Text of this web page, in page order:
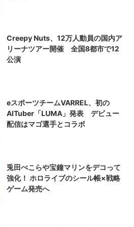
Creepy Nuts、12万人動員の国内ア
リーナツアー開催 全国8都市で12
公演
eスポーツチームVARREL、初の
AITuber「LUMA」発表 デビュー
配信はマゴ選手とコラボ
兎田ぺこらや宝鐘マリンをデコって
強化！ ホロライブのシール帳×戦略
ゲーム発売へ